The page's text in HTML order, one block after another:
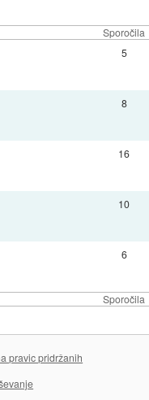
Sporočila
Sporočila
5
8
16
10
6
pravic pridržanih